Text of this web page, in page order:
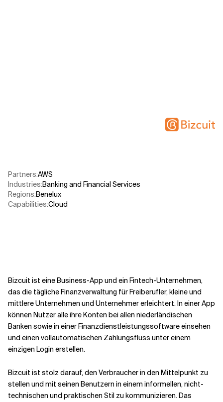
Partners:AWS​
Industries:Banking and Financial Services
Regions:Benelux
Capabilities:Cloud
Bizcuit ist eine Business-App und ein Fintech-Unternehmen,
das die tägliche Finanzverwaltung für Freiberufler, kleine und
mittlere Unternehmen und Unternehmer erleichtert. In einer App
können Nutzer alle ihre Konten bei allen niederländischen
Banken sowie in einer Finanzdienstleistungssoftware einsehen
und einen vollautomatischen Zahlungsfluss unter einem
einzigen Login erstellen.
Bizcuit ist stolz darauf, den Verbraucher in den Mittelpunkt zu
stellen und mit seinen Benutzern in einem informellen, nicht-
technischen und praktischen Stil zu kommunizieren. Das